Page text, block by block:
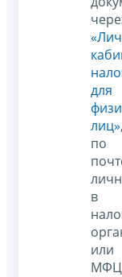
для
лиц»,
по
в
или